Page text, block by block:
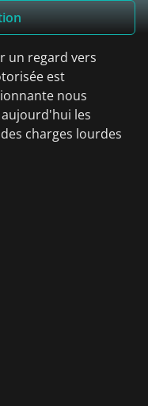
un regard vers
est
nous
les
charges lourdes